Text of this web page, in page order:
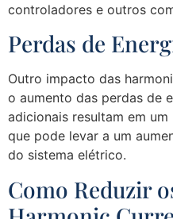
controladores e outros
Perdas de
Outro impacto das
o aumento das perdas de
adicionais resultam em
que pode levar a um
do sistema elétrico.
Como Reduzir